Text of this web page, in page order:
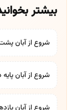
بیشتر
شروع از آبان
شروع از آبان